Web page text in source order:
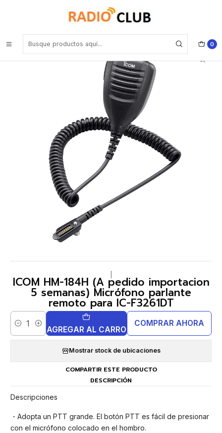
0
Micrófono Parlante Remoto
ICOM HM-184H (A pedido importacion 5 semanas) Micrófono
parlante remoto para IC-F3261DT
ICOM HM-184H (A pedido importacion
5 semanas) Micrófono parlante
remoto para IC-F3261DT
Cantidad AGREGAR AL CARRO
COMPRAR AHORA
Mostrar stock de ubicaciones
COMPARTIR ESTE PRODUCTO
DESCRIPCIÓN
Descripciones
・Adopta un PTT grande. El botón PTT es fácil de presionar
con el micrófono colocado en el hombro.